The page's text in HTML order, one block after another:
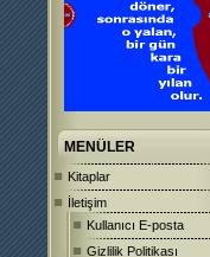
MENÜLER
Kitaplar
İletişim
Kullanıcı E-posta
Gizlilik Politikası